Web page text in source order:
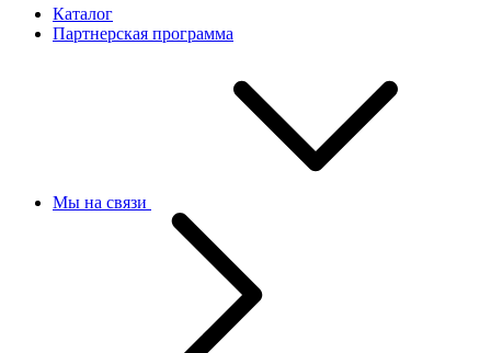
Каталог
Партнерская программа
Мы на связи